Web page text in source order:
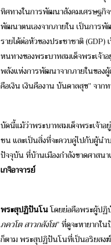
ทิศทางในการพัฒนาสังคมเศรษฐ
พัฒนาตนเองจากภายใน เป็นการพั
รายได้ต่อหัวของประชาชาติ
หนทางของพระบาทสมเด็จพระเจ้
พลังแห่งการพัฒนาจากภายในของ
คือเงิน เงินคืองาน บันดาลสุข” จาก
บัดนี้แม้ว่าพระบาทสมเด็จพระเจ้า
ชน และเป็นสิ่งที่จะควบคู่ไปกับผู้น
ปัจจุบัน ที่บ้านเมืองกำลังขาดศาสน
เกจิอาจารย์
พระสุปฏิปันโนโดยย่อคือพระผู้ปฏิ
ภควโต สาวกสังโฆ” ที่ดูจะหายากใ
ก็ตาม พระสุปฏิปันโนที่เป็นอริยส